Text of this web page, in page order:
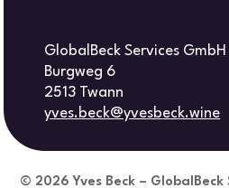
GlobalBeck Services GmbH
Burgweg 6
2513 Twann
yves.beck@yvesbeck.wine
© 2026Yves Beck – GlobalBeck